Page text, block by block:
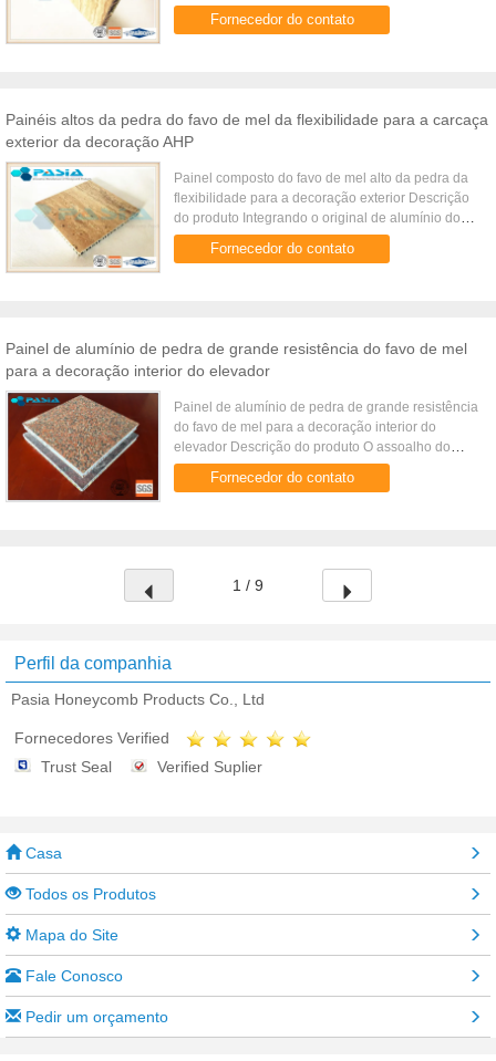
de mel é uma estrutura imprensada com placa de
alumínio, núcleo de ...
Fornecedor do contato
Painéis altos da pedra do favo de mel da flexibilidade para a carcaça
exterior da decoração AHP
Painel composto do favo de mel alto da pedra da
flexibilidade para a decoração exterior Descrição
do produto Integrando o original de alumínio do
painel do favo de mel da tecnologia aeroespacial
com a pedra art...
Fornecedor do contato
Painel de alumínio de pedra de grande resistência do favo de mel
para a decoração interior do elevador
Painel de alumínio de pedra de grande resistência
do favo de mel para a decoração interior do
elevador Descrição do produto O assoalho do
elevador é o material da decoração do assoalho
colocado no assoalho do ...
Fornecedor do contato
1 / 9
Perfil da companhia
Pasia Honeycomb Products Co., Ltd
Fornecedores Verified
Trust Seal
Verified Suplier
Casa
Todos os Produtos
Mapa do Site
Fale Conosco
Pedir um orçamento